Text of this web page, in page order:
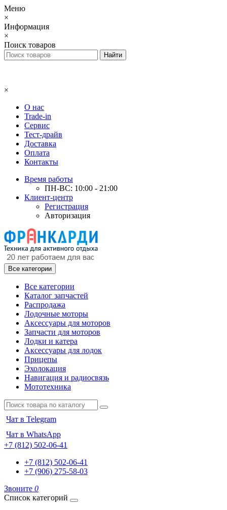
Меню
×
Информация
×
Поиск товаров
×
О нас
Trade-in
Сервис
Тест-драйв
Доставка
Оплата
Контакты
Время работы
ПН-ВС: 10:00 - 21:00
Клиент-центр
Регистрация
Авторизация
Все категории
Все категории
Каталог запчастей
Распродажа
Лодочные моторы
Аксессуары для моторов
Запчасти для моторов
Лодки и катера
Аксессуары для лодок
Прицепы
Эхолокация
Навигация и радиосвязь
Мототехника
Чат в Telegram
Чат в WhatsApp
+7 (812) 502-06-41
+7 (812) 502-06-41
+7 (906) 275-58-03
Звоните 0
Список категорий